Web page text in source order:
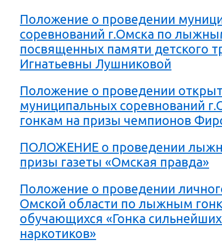
Положение о проведении
соревнований г.Омска по
посвященных памяти детского
Игнатьевны Лушниковой
Положение о проведении
муниципальных соревнований
гонкам на призы чемпионов
ПОЛОЖЕНИЕ о проведении
призы газеты «Омская правда»
Положение о проведении
Омской области по лыжным
обучающихся «Гонка
наркотиков»